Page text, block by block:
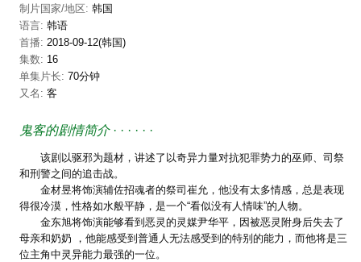
制片国家/地区: 韩国
语言: 韩语
首播: 2018-09-12(韩国)
集数: 16
单集片长: 70分钟
又名: 客
鬼客的剧情简介 · · · · · ·
该剧以驱邪为题材，讲述了以奇异力量对抗犯罪势力的巫师、司祭
和刑警之间的追击战。
金材昱将饰演辅佐招魂者的祭司崔允，他没有太多情感，总是表现
得很冷漠，性格如水般平静，是一个“看似没有人情味”的人物。
金东旭将饰演能够看到恶灵的灵媒尹华平，因被恶灵附身后失去了
母亲和奶奶 ，他能感受到普通人无法感受到的特别的能力，而他将是三
位主角中灵异能力最强的一位。